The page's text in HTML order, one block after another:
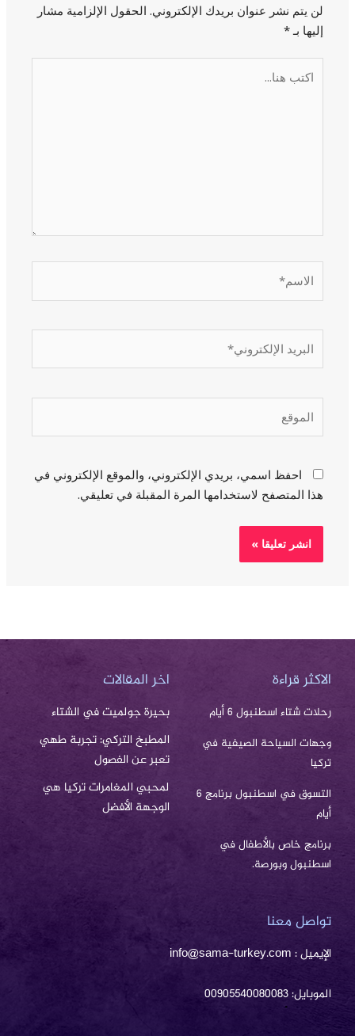
لن يتم نشر عنوان بريدك الإلكتروني. الحقول الإلزامية مشار
إليها بـ*
هنا...
الإلكتروني*
احفظ اسمي، بريدي الإلكتروني، والموقع الإلكتروني في
هذا المتصفح لاستخدامها المرة المقبلة في تعليقي.
الاكثر قراءة
رحلات شتاء اسطنبول 6 أيام
وجهات السياحة الصيفية في
تركيا
التسوق في اسطنبول برنامج 6
أيام
برنامج خاص بالأطفال في
اسطنبول وبورصة.
اخر المقالات
بحيرة جولميت في الشتاء
المطبخ التركي: تجربة طهي
تعبر عن الفصول
لمحبي المغامرات تركيا هي
الوجهة الأفضل
تواصل معنا
الإيميل : info@sama-turkey.com
الموبايل: 00905540080083